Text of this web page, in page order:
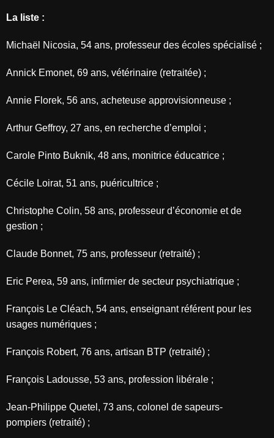
La liste :
Michaël Nicosia, 54 ans, professeur des écoles spécialisé ;
Annick Emonet, 69 ans, vétérinaire (retraitée) ;
Annie Florek, 56 ans, acheteuse approvisionneuse ;
Arthur Geffroy, 27 ans, en recherche d’emploi ;
Carole Pinto Buknik, 48 ans, monitrice éducatrice ;
Cécile Loirat, 51 ans, puéricultrice ;
Christophe Colin, 58 ans, professeur d’économie et de
gestion ;
Claude Bonnet, 75 ans, professeur (retraité) ;
Eric Perea, 59 ans, infirmier de secteur psychiatrique ;
François Le Cléach, 54 ans, enseignant référent pour les
usages numériques ;
François Robert, 76 ans, artisan BTP (retraité) ;
François Ladousse, 53 ans, profession libérale ;
Jean-Philippe Quetel, 73 ans, colonel de sapeurs-
pompiers (retraité) ;